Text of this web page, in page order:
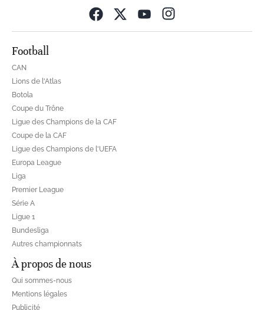
Football
CAN
Lions de l'Atlas
Botola
Coupe du Trône
Ligue des Champions de la CAF
Coupe de la CAF
Ligue des Champions de l'UEFA
Europa League
Liga
Premier League
Série A
Ligue 1
Bundesliga
Autres championnats
À propos de nous
Qui sommes-nous
Mentions légales
Publicité